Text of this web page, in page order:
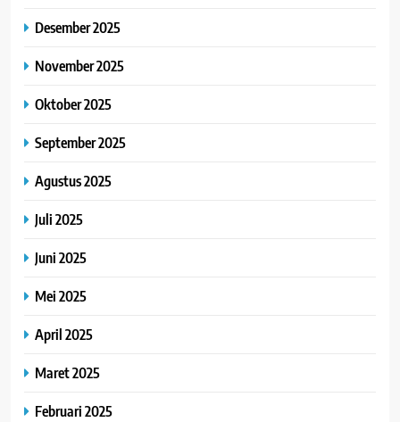
Desember 2025
November 2025
Oktober 2025
September 2025
Agustus 2025
Juli 2025
Juni 2025
Mei 2025
April 2025
Maret 2025
Februari 2025